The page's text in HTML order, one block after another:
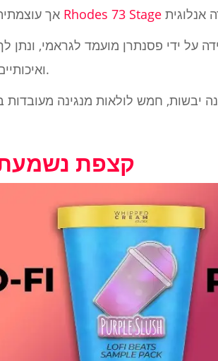
אך סנתר Rhodes 73 Stage
על ידי פסנתרן מועמד לגראמי, ונתן
ואיכותיים כדי להזריק מצב רוח למיקסים שלך.
יבשות, חמש לולאות מנגינה מעובדות
4. קצפת